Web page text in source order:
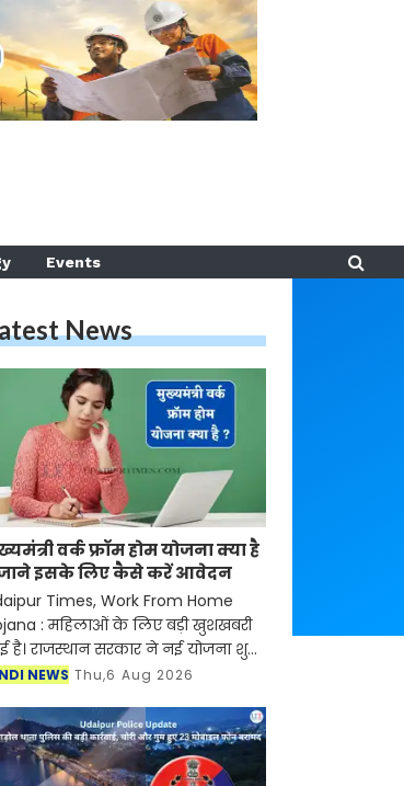
Events
News
वर्क फ्रॉम होम योजना क्या है
इसके लिए कैसे करें आवेदन
Times, Work From Home
: महिलाओं के लिए बड़ी खुशखबरी
है। राजस्थान सरकार ने नई योजना शुरू
है जिसके तहत अब महिलाओं को घर बैठे
सरकार द्वारा चला
NEWS Thu,6 Aug 2026